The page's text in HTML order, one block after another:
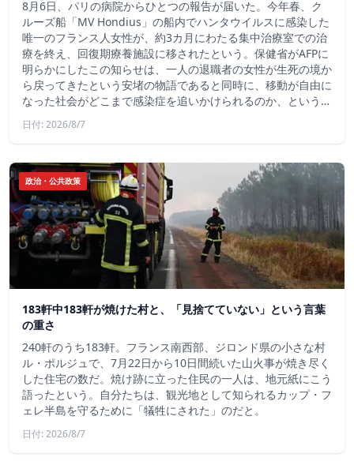
8月6日、パリの病院からひとつの報告が届いた。今年春、ク
ルーズ船「MV Hondius」の船内でハンタウイルスに感染した
唯一のフランス人女性が、約3カ月にわたる集中治療室での治
療を終え、回復期療養施設に移されたという。保健省がAFPに
明らかにしたこの知らせは、一人の退職者の女性が生死の境か
ら戻ってきたという安堵の物語であると同時に、移動が自由に
なった社会がどこまで感染症を追いかけられるのか、という…
日付: 2026/8/7
政治・公共政策
183軒中183軒が焼けた村と、「見捨てていない」という言葉
の重さ
240軒のうち183軒。フランス南西部、ジロンド県の小さな村
ル・ポルジュで、7月22日から10日間続いた山火事が焼き尽く
した住宅の数だ。焼け跡に立った住民の一人は、地元紙にこう
語ったという。自分たちは、観光地として知られるカップ・フ
ェレ半島を守るために「犠牲にされた」のだと。
日付: 2026/8/7